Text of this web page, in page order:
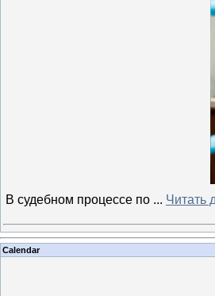
В судебном процессе по ... Читать
Calendar